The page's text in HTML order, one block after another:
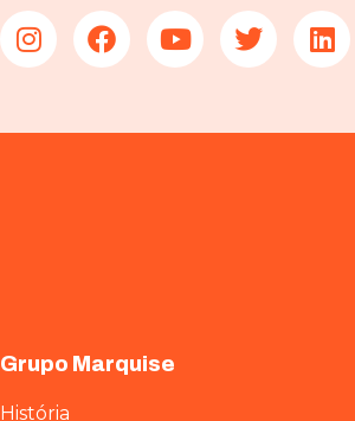
Grupo Marquise
História